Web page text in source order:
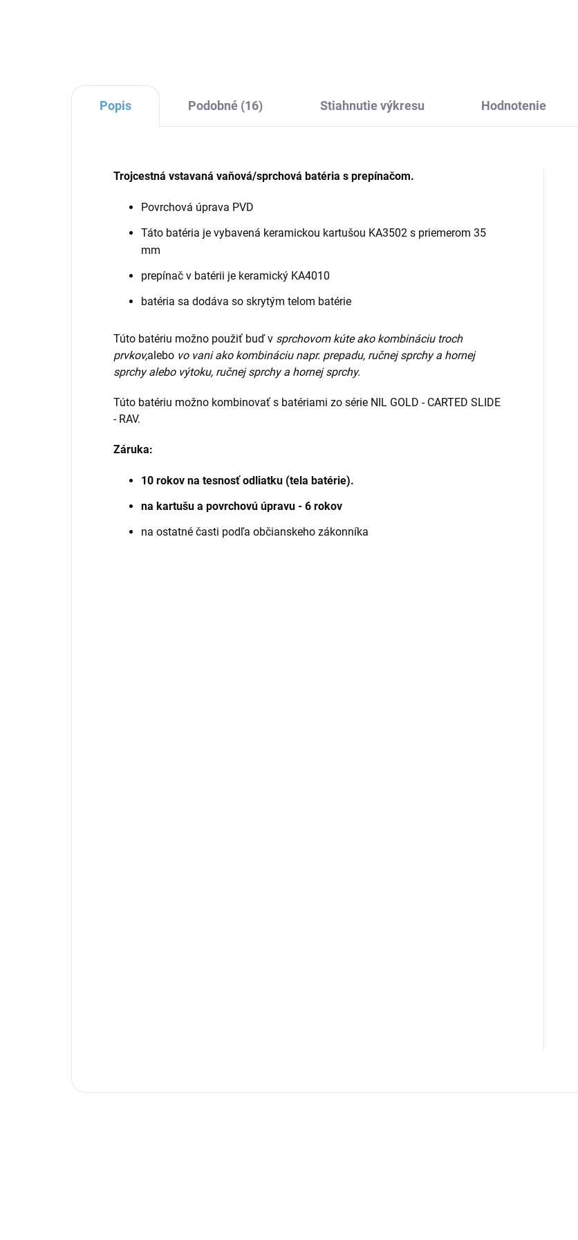
Popis Podobné (16) Stiahnutie výkresu Hodnotenie
Trojcestná vstavaná vaňová/sprchová batéria s prepínačom.
Povrchová úprava PVD
Táto batéria je vybavená keramickou kartušou KA3502 s priemerom 35
mm
prepínač v batérii je keramický KA4010
batéria sa dodáva so skrytým telom batérie
Túto batériu možno použiť buď v sprchovom kúte ako kombináciu troch
prvkov,alebo vo vani ako kombináciu napr. prepadu, ručnej sprchy a hornej
sprchy alebo výtoku, ručnej sprchy a hornej sprchy.
Túto batériu možno kombinovať s batériami zo série NIL GOLD - CARTED SLIDE
- RAV.
Záruka:
10 rokov na tesnosť odliatku (tela batérie).
na kartušu a povrchovú úpravu - 6 rokov
na ostatné časti podľa občianskeho zákonníka